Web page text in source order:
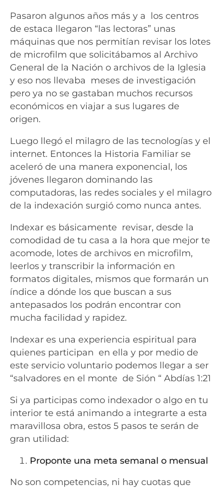
Pasaron algunos años más y a los centros
de estaca llegaron “las lectoras” unas
máquinas que nos permitían revisar los lotes
de microfilm que solicitábamos al Archivo
General de la Nación o archivos de la Iglesia
y eso nos llevaba meses de investigación
pero ya no se gastaban muchos recursos
económicos en viajar a sus lugares de
origen.
Luego llegó el milagro de las tecnologías y el
internet. Entonces la Historia Familiar se
aceleró de una manera exponencial, los
jóvenes llegaron dominando las
computadoras, las redes sociales y el milagro
de la indexación surgió como nunca antes.
Indexar es básicamente revisar, desde la
comodidad de tu casa a la hora que mejor te
acomode, lotes de archivos en microfilm,
leerlos y transcribir la información en
formatos digitales, mismos que formarán un
índice a dónde los que buscan a sus
antepasados los podrán encontrar con
mucha facilidad y rapidez.
Indexar es una experiencia espiritual para
quienes participan en ella y por medio de
este servicio voluntario podemos llegar a ser
“salvadores en el monte de Sión “ Abdías 1:21
Si ya participas como indexador o algo en tu
interior te está animando a integrarte a esta
maravillosa obra, estos 5 pasos te serán de
gran utilidad:
Proponte una meta semanal o mensual
No son competencias, ni hay cuotas que